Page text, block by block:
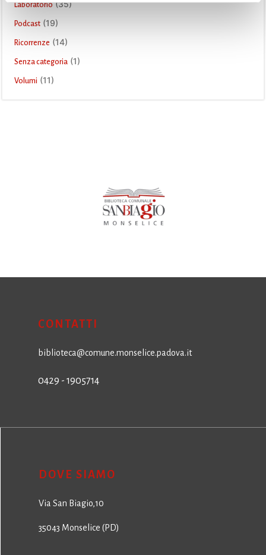
Laboratorio(35)
Podcast (19)
Ricorrenze (14)
Senza categoria (1)
Volumi (11)
CONTATTI
biblioteca@comune.monselice.padova.it
0429 - 1905714
DOVE SIAMO
Via San Biagio,10
35043 Monselice (PD)